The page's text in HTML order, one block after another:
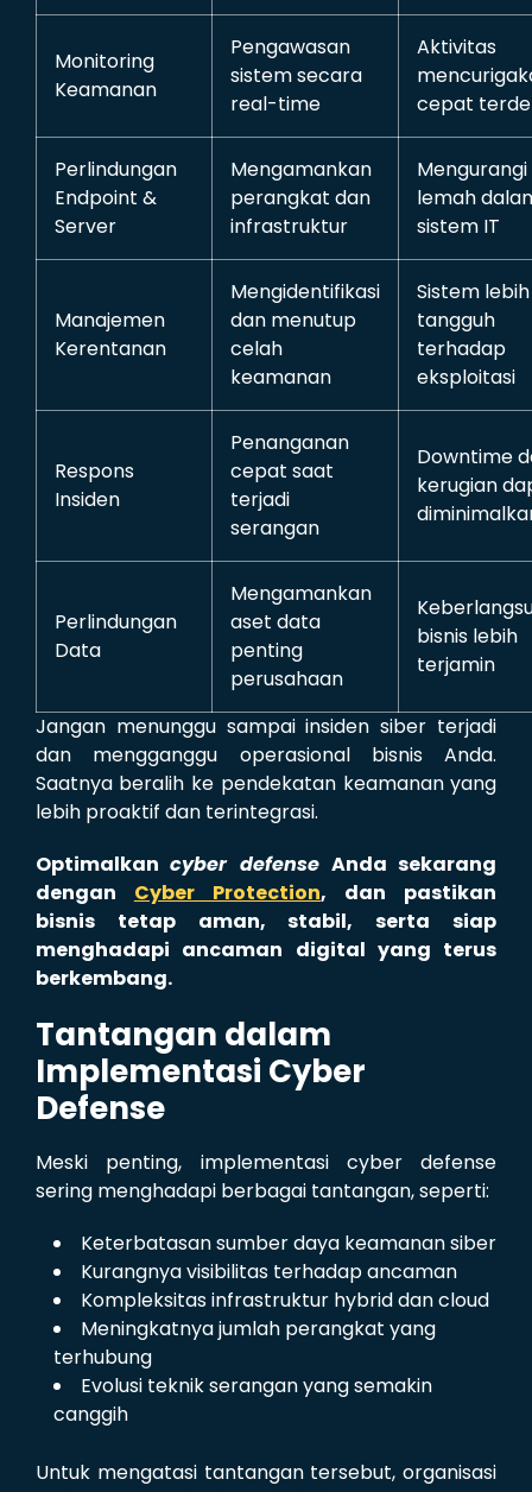
Monitoring
Keamanan
Pengawasan
sistem secara
real-time
Aktivitas
cepat
Perlindungan
Endpoint &
Server
Mengamankan
perangkat dan
infrastruktur
lemah
sistem IT
Manajemen
Kerentanan
Mengidentifikasi
dan menutup
celah
keamanan
Sistem lebih
tangguh
terhadap
eksploitasi
Respons
Insiden
Penanganan
cepat saat
terjadi
serangan
Downtime
kerugian
Perlindungan
Data
Mengamankan
aset data
penting
perusahaan
bisnis lebih
terjamin
Jangan menunggu sampai insiden siber terjadi
dan mengganggu operasional bisnis Anda.
Saatnya beralih ke pendekatan keamanan yang
lebih proaktif dan terintegrasi.
Optimalkancyber defense Anda sekarang
dengan Cyber Protection, dan pastikan
bisnis tetap aman, stabil, serta siap
menghadapi ancaman digital yang terus
berkembang.
Tantangan dalam
Implementasi Cyber
Defense
Meski penting, implementasi cyber defense
sering menghadapi berbagai tantangan, seperti:
Keterbatasan sumber daya keamanan siber
Kurangnya visibilitas terhadap ancaman
Kompleksitas infrastruktur hybrid dan cloud
Meningkatnya jumlah perangkat yang
terhubung
Evolusi teknik serangan yang semakin
canggih
Untuk mengatasi tantangan tersebut, organisasi